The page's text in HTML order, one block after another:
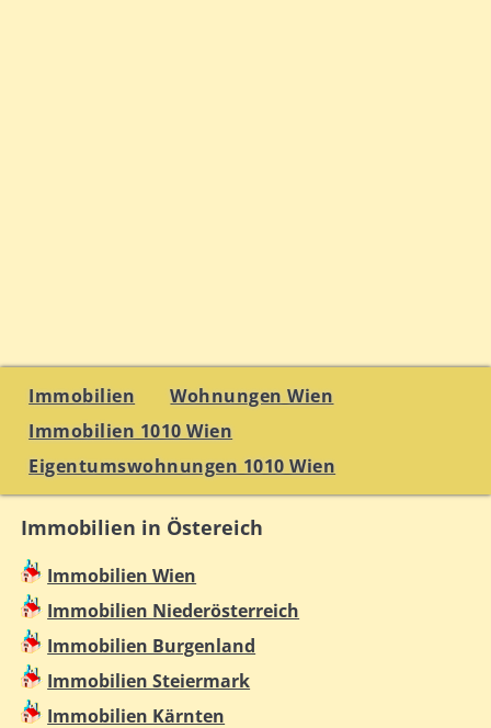
Immobilien
Wohnungen Wien
Immobilien 1010 Wien
Eigentumswohnungen 1010 Wien
Immobilien in Östereich
Immobilien Wien
Immobilien Niederösterreich
Immobilien Burgenland
Immobilien Steiermark
Immobilien Kärnten